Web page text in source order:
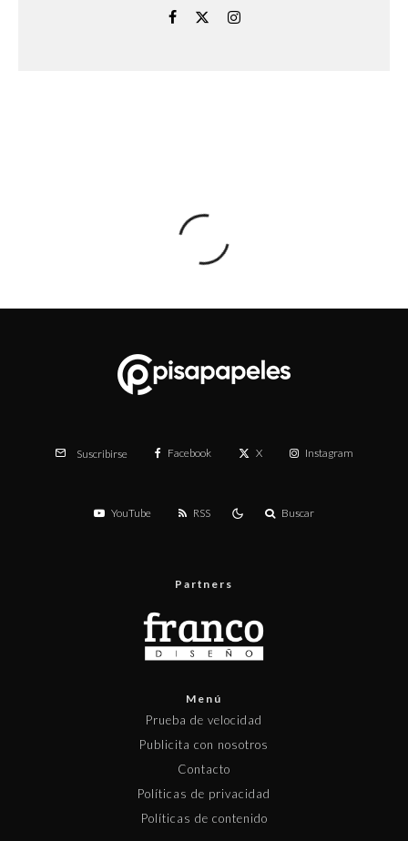
Suscribirse Facebook X Instagram
YouTube RSS Buscar
Partners
Menú
Prueba de velocidad
Publicita con nosotros
Contacto
Políticas de privacidad
Políticas de contenido